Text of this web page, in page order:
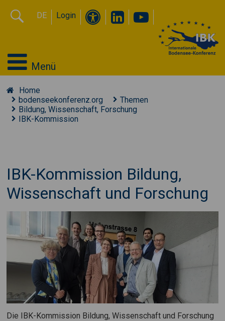
DE Login
Menü
Home
bodenseekonferenz.org
Themen
Bildung, Wissenschaft, Forschung
IBK-Kommission
IBK-Kommission Bildung,
Wissenschaft und Forschung
Die IBK-Kommission Bildung, Wissenschaft und Forschung